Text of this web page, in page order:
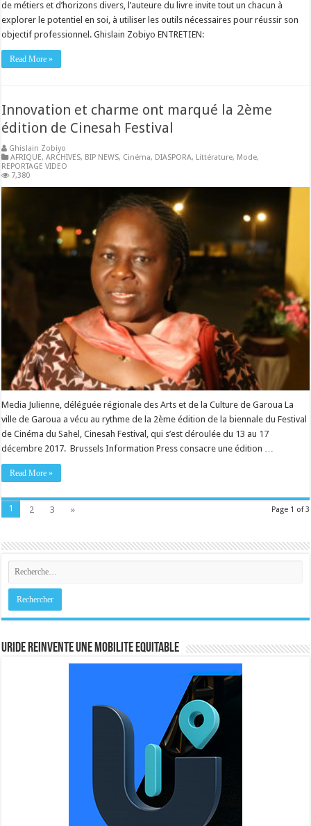
de métiers et d’horizons divers, l’auteure du livre invite tout un chacun à
explorer le potentiel en soi, à utiliser les outils nécessaires pour réussir son
objectif professionnel. Ghislain Zobiyo ENTRETIEN:
Read More »
Innovation et charme ont marqué la 2ème
édition de Cinesah Festival
Ghislain Zobiyo
AFRIQUE,ARCHIVES, BIP NEWS, Cinéma, DIASPORA, Littérature, Mode,
REPORTAGE VIDEO
7,380
Media Julienne, déléguée régionale des Arts et de la Culture de Garoua La
ville de Garoua a vécu au rythme de la 2ème édition de la biennale du Festival
de Cinéma du Sahel, Cinesah Festival, qui s’est déroulée du 13 au 17
décembre 2017. Brussels Information Press consacre une édition …
Read More »
Page 1 of 3
1 2 3 »
URIDE REINVENTE UNE MOBILITE EQUITABLE